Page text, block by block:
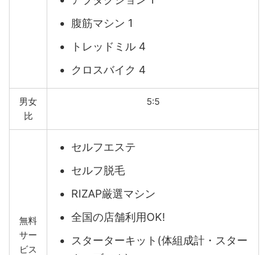
腹筋マシン 1
トレッドミル 4
クロスバイク 4
男女
比
5:5
無料
サー
ビス
セルフエステ
セルフ脱毛
RIZAP厳選マシン
全国の店舗利用OK!
スターターキット(体組成計・スター